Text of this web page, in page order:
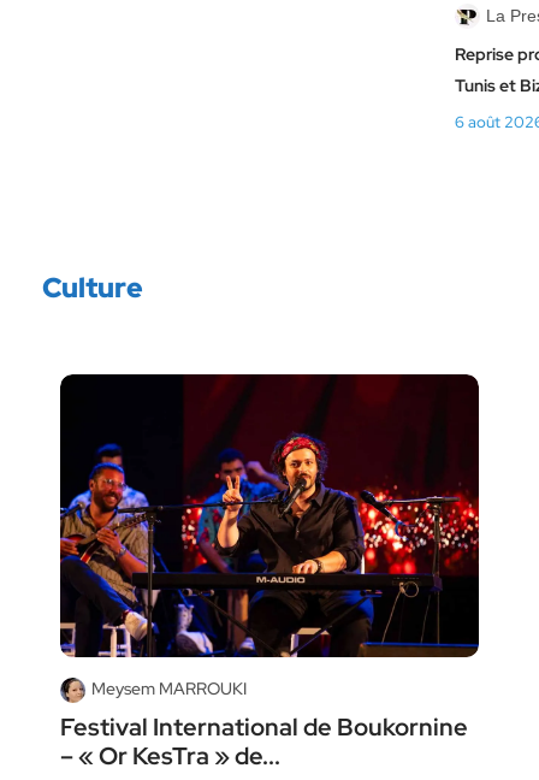
La
Reprise
Tunis et
6 août
Culture
Meysem MARROUKI
Festival International de Boukornine
– « Or KesTra » de...